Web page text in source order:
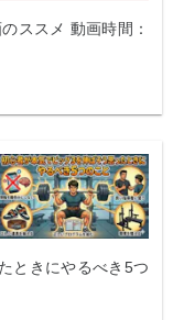
ススメ 動画時間：
ときにやるべき5つ